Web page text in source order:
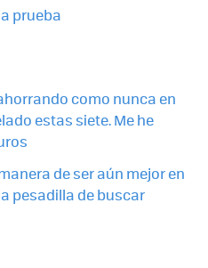
prueba
como nunca en
estas siete. Me he
de ser aún mejor en
pesadilla de buscar